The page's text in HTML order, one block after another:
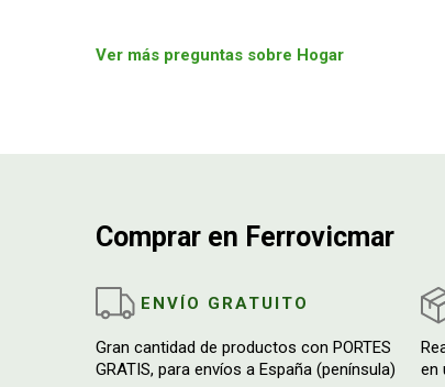
Ver más preguntas sobre Hogar
Comprar en Ferrovicmar
ENVÍO GRATUITO
Gran cantidad de productos con PORTES
GRATIS, para envíos a España (península)
en